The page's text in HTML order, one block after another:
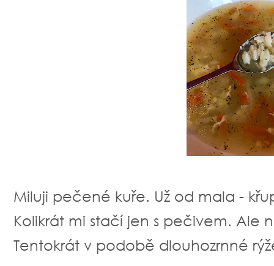
Miluji pečené kuře. Už od mala -
Kolikrát mi stačí jen s pečivem. Ale
Tentokrát v podobě dlouhozrnné